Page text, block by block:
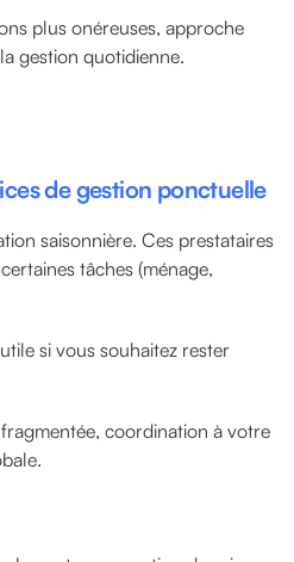
plus onéreuses, approche
gestion quotidienne.
de gestion ponctuelle
saisonnière. Ces prestataires
tâches (ménage,
si vous souhaitez rester
coordination à votre